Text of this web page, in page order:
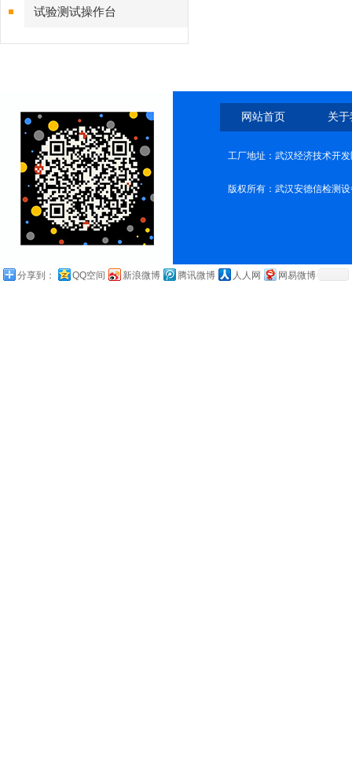
试验测试操作台
网站首页 关
工厂地址：武汉经济技术开
版权所有：武汉安德信检测
分享到： QQ空间 新浪微博 腾讯微博 人人网 网易微博